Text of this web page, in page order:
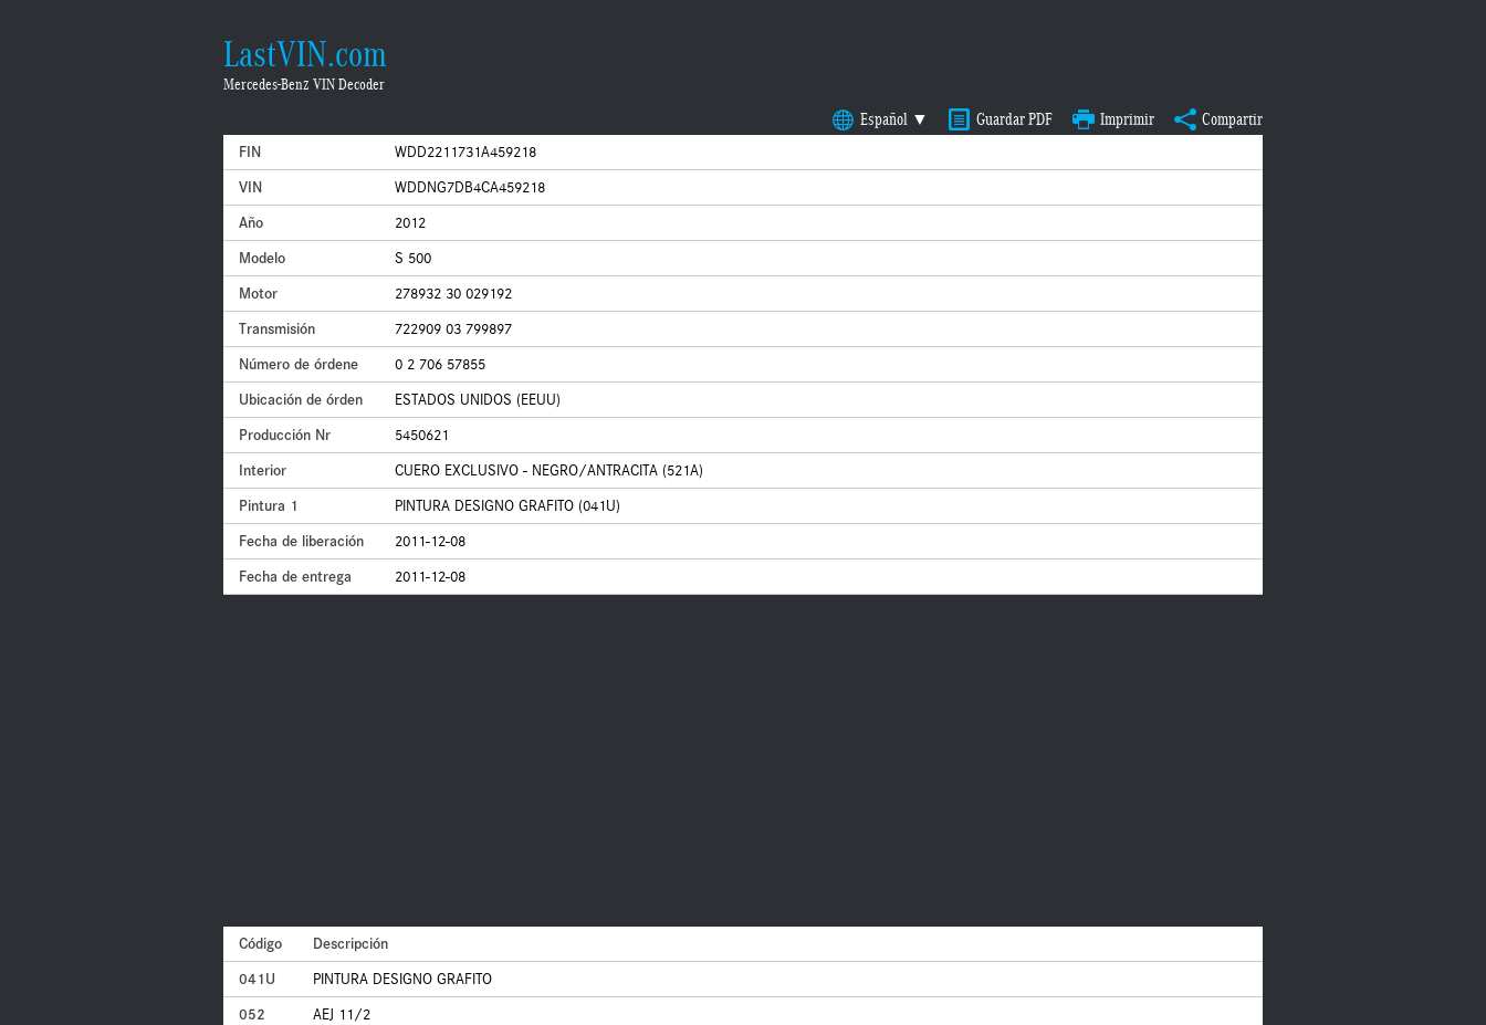
LastVIN.com
Mercedes-Benz VIN Decoder
Español ▼ Guardar PDF Imprimir Compartir
FIN
WDD2211731A459218
VIN
WDDNG7DB4CA459218
Año
2012
Modelo
S 500
Motor
278932 30 029192
Transmisión
722909 03 799897
Número de órdene
0 2 706 57855
Ubicación de órden
ESTADOS UNIDOS (EEUU)
Producción Nr
5450621
Interior
CUERO EXCLUSIVO - NEGRO/ANTRACITA (521A)
Pintura 1
PINTURA DESIGNO GRAFITO (041U)
Fecha de liberación
2011-12-08
Fecha de entrega
2011-12-08
Código
Descripción
041U
PINTURA DESIGNO GRAFITO
052
AEJ 11/2